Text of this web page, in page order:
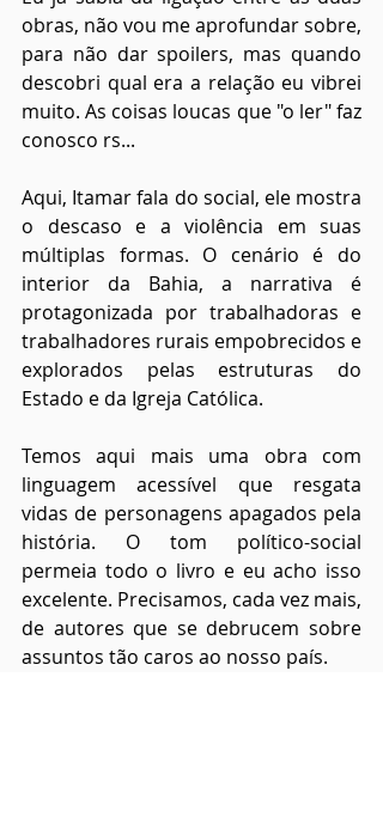
obras, não vou me aprofundar sobre,
para não dar spoilers, mas quando
descobri qual era a relação eu vibrei
muito. As coisas loucas que "o ler" faz
conosco rs...
Aqui, Itamar fala do social, ele mostra
o descaso e a violência em suas
múltiplas formas. O cenário é do
interior da Bahia, a narrativa é
protagonizada por trabalhadoras e
trabalhadores rurais empobrecidos e
explorados pelas estruturas do
Estado e da Igreja Católica.
Temos aqui mais uma obra com
linguagem acessível que resgata
vidas de personagens apagados pela
história. O tom político-social
permeia todo o livro e eu acho isso
excelente. Precisamos, cada vez mais,
de autores que se debrucem sobre
assuntos tão caros ao nosso país.